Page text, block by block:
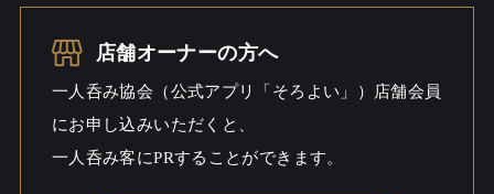
一人呑み店舗オーナーの方へ
一人呑み協会（公式アプリ「そろよい」）店舗会員
にお申し込みいただくと、
一人呑み客にPRすることができます。